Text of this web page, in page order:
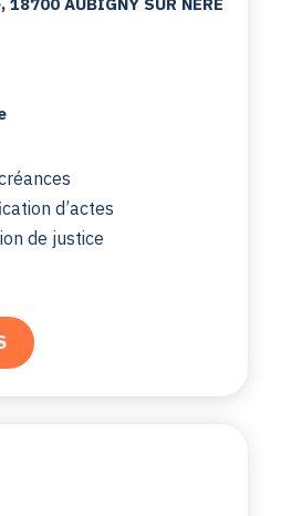
d’actes
de justice